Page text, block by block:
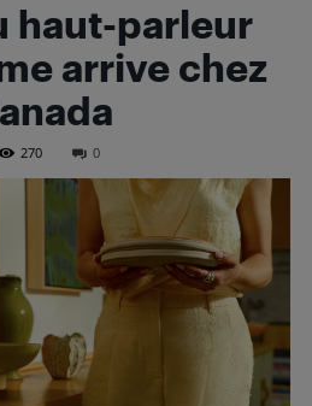
haut-parleur
arrive chez
270 0